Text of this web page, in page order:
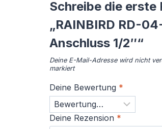
Schreibe die erste
„RAINBIRD RD-
Anschluss 1/2″“
Deine E-Mail-Adresse wird nicht
markiert
Deine Bewertung *
Deine Rezension *